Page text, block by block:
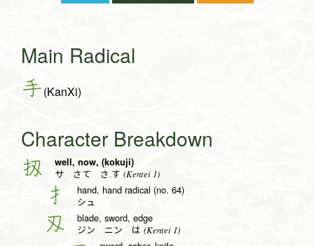
Main Radical
手(KanXi)
Character Breakdown
扨 well, now, (kokuji)
サ さて さ.す (Kentei 1)
扌 hand, hand radical (no. 64)
シュ
刄 blade, sword, edge
ジン ニン は (Kentei 1)